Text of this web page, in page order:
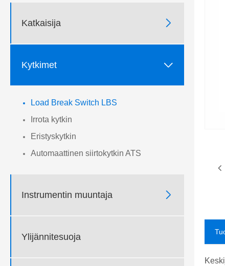
Katkaisija 
Kytkimet 
Load Break Switch LBS
Irrota kytkin
Eristyskytkin
Automaattinen siirtokytkin ATS
Instrumentin muuntaja 
Ylijännitesuoja